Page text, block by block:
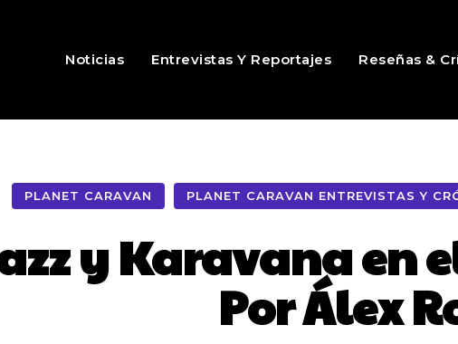
Noticias Entrevistas Y Reportajes Reseñas &
PLANET CARAVAN PLANET CARAVAN ENTREVISTAS Y
y Karavana en
Por Álex